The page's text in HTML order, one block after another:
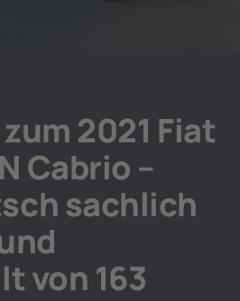
2021 Fiat
Cabrio –
sachlich
von 163